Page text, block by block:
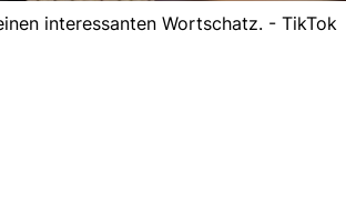
interessanten Wortschatz. - TikTok